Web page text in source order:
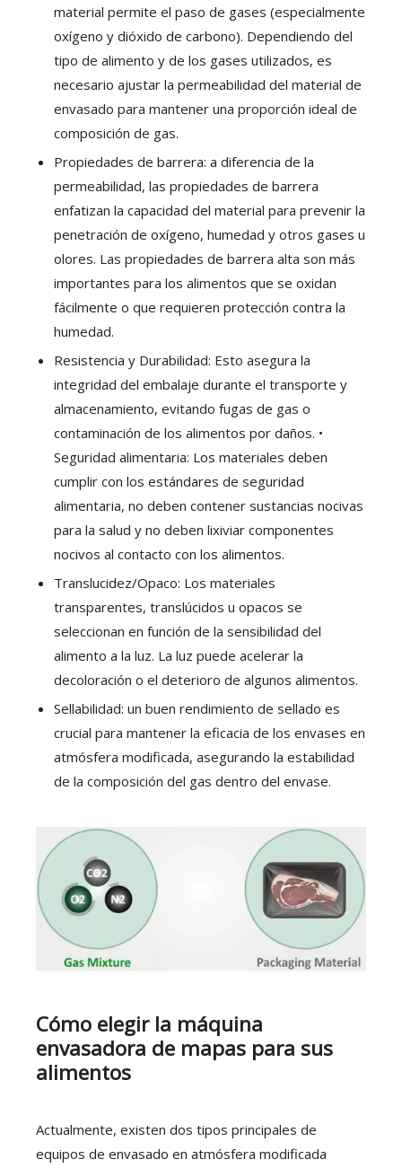
material permite el paso de gases (especialmente
oxígeno y dióxido de carbono). Dependiendo del
tipo de alimento y de los gases utilizados, es
necesario ajustar la permeabilidad del material de
envasado para mantener una proporción ideal de
composición de gas.
Propiedades de barrera: a diferencia de la
permeabilidad, las propiedades de barrera
enfatizan la capacidad del material para prevenir la
penetración de oxígeno, humedad y otros gases u
olores. Las propiedades de barrera alta son más
importantes para los alimentos que se oxidan
fácilmente o que requieren protección contra la
humedad.
Resistencia y Durabilidad: Esto asegura la
integridad del embalaje durante el transporte y
almacenamiento, evitando fugas de gas o
contaminación de los alimentos por daños. •
Seguridad alimentaria: Los materiales deben
cumplir con los estándares de seguridad
alimentaria, no deben contener sustancias nocivas
para la salud y no deben lixiviar componentes
nocivos al contacto con los alimentos.
Translucidez/Opaco: Los materiales
transparentes, translúcidos u opacos se
seleccionan en función de la sensibilidad del
alimento a la luz. La luz puede acelerar la
decoloración o el deterioro de algunos alimentos.
Sellabilidad: un buen rendimiento de sellado es
crucial para mantener la eficacia de los envases en
atmósfera modificada, asegurando la estabilidad
de la composición del gas dentro del envase.
Cómo elegir la máquina
envasadora de mapas para sus
alimentos
Actualmente, existen dos tipos principales de
equipos de envasado en atmósfera modificada